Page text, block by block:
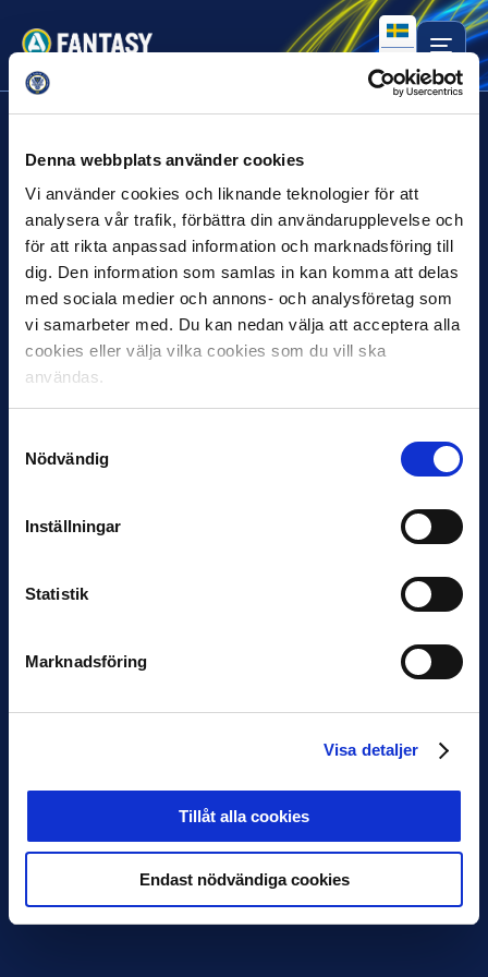
Denna webbplats använder cookies
Vi använder cookies och liknande teknologier för att
analysera vår trafik, förbättra din användarupplevelse och
för att rikta anpassad information och marknadsföring till
dig. Den information som samlas in kan komma att delas
med sociala medier och annons- och analysföretag som
vi samarbeter med. Du kan nedan välja att acceptera alla
cookies eller välja vilka cookies som du vill ska
användas.
Nödvändig
Inställningar
Statistik
Marknadsföring
Visa detaljer
Tillåt alla cookies
Endast nödvändiga cookies
Du kan återgå till hemsidanoch försöka igen ellerkontakta ossför
ytterligare hjälp.